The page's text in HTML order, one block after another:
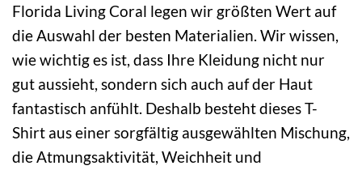
Florida Living Coral legen wir größten Wert auf
die Auswahl der besten Materialien. Wir wissen,
wie wichtig es ist, dass Ihre Kleidung nicht nur
gut aussieht, sondern sich auch auf der Haut
fantastisch anfühlt. Deshalb besteht dieses T-
Shirt aus einer sorgfältig ausgewählten Mischung,
die Atmungsaktivität, Weichheit und